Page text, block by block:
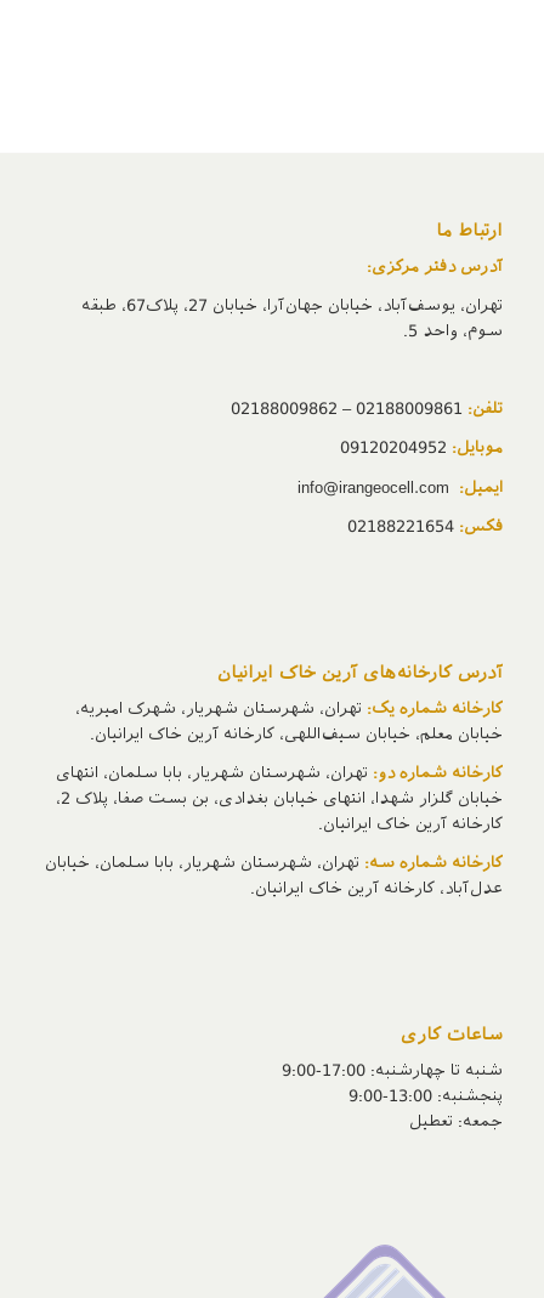
ارتباط ما
آدرس دفتر مرکزی:
تهران، یوسف‌آباد، خیابان جهان‌آرا، خیابان 27، پلاک67، طبقه
سوم، واحد 5.
تلفن: 02188009861 – 02188009862
موبایل:
ایمیل:
فکس: 02188221654
آدرس‌ کارخانه‌های آرین خاک ایرانیان
کارخانه شماره یک: تهران، شهرستان شهریار، شهرک امیریه،
خیابان معلم، خیابان سیف‌اللهی، کارخانه آرین خاک ایرانیان.
کارخانه شماره دو: تهران، شهرستان شهریار، بابا سلمان، انتهای
خیابان گلزار شهدا، انتهای خیابان بغدادی، بن بست صفا، پلاک 2،
کارخانه آرین خاک ایرانیان.
کارخانه شماره سه: تهران، شهرستان شهریار، بابا سلمان، خیابان
عدل‌آباد، کارخانه آرین خاک ایرانیان.
ساعات کاری
شنبه تا چهارشنبه: 17:00-9:00
پنجشنبه‌: 13:00-9:00
جمعه‌: تعطیل